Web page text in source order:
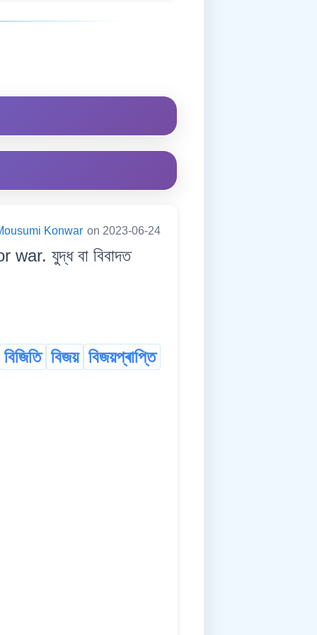
Konwar on 2023-06-24
যুদ্ধ বা বিবাদত
বিজিতি বিজয় বিজয়প্ৰাপ্তি